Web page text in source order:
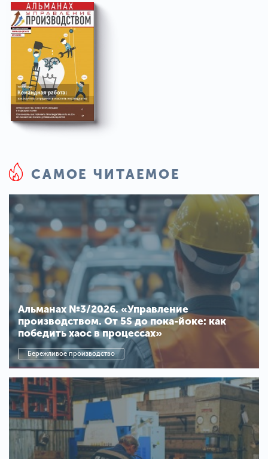
САМОЕ ЧИТАЕМОЕ
Альманах №3/2026. «Управление
производством. От 5S до пока-йоке: как
победить хаос в процессах»
Бережливое производство